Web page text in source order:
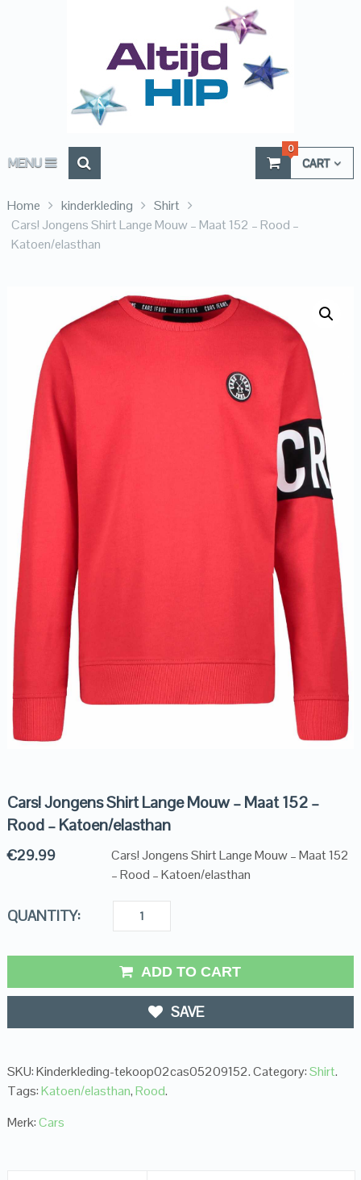
MENU CART
0
Home kinderkleding
Shirt
Cars! Jongens Shirt Lange Mouw – Maat 152 – Rood –
Katoen/elasthan
Cars! Jongens Shirt Lange Mouw – Maat 152 –
Rood – Katoen/elasthan
€29.99
Cars! Jongens Shirt Lange Mouw – Maat 152
– Rood – Katoen/elasthan
QUANTITY:
ADD TO CART
SAVE
SKU:Kinderkleding-tekoop02cas05209152.Category:Shirt.
Tags:Katoen/elasthan,Rood.
Merk:Cars